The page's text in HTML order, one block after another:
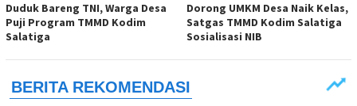
Duduk Bareng TNI, Warga Desa
Puji Program TMMD Kodim
Salatiga
Dorong UMKM Desa Naik Kelas,
Satgas TMMD Kodim Salatiga
Sosialisasi NIB